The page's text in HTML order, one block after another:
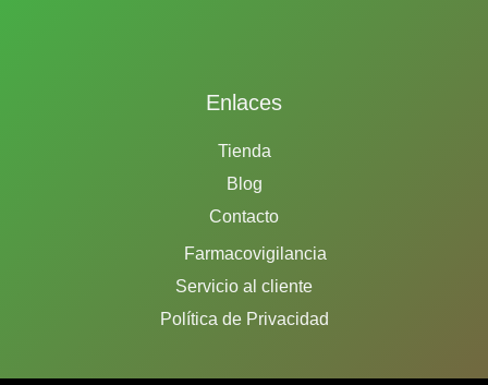
Enlaces
Tienda
Blog
Contacto
Farmacovigilancia
Servicio al cliente
Política de Privacidad